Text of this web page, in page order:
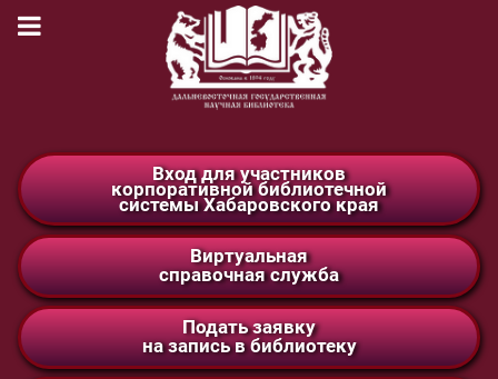
Вход для участников
корпоративной библиотечной
системы Хабаровского края
Виртуальная
справочная служба
Подать заявку
на запись в библиотеку